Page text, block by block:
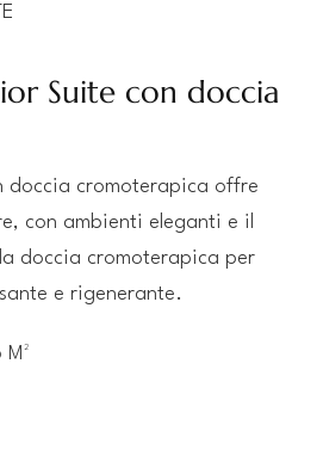
Suite con doccia
doccia cromoterapica offre
con ambienti eleganti e il
doccia cromoterapica per
e rigenerante.